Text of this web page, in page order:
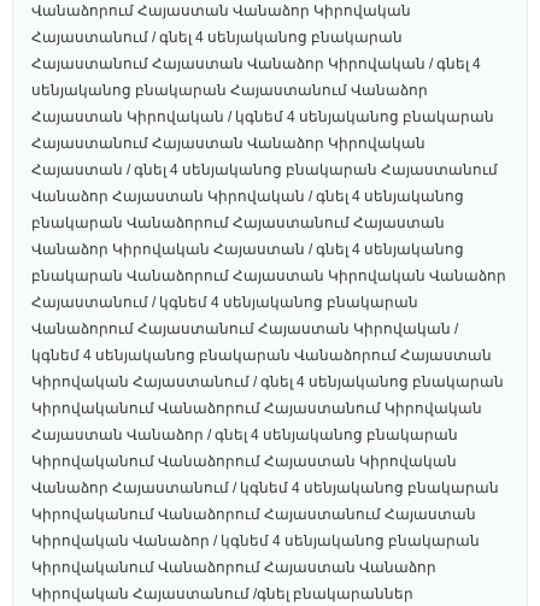
Վանաձորում Հայաստան Վանաձոր Կիրովական
Հայաստանում / գնել 4 սենյականոց բնակարան
Հայաստանում Հայաստան Վանաձոր Կիրովական / գնել 4
սենյականոց բնակարան Հայաստանում Վանաձոր
Հայաստան Կիրովական / կգնեմ 4 սենյականոց բնակարան
Հայաստանում Հայաստան Վանաձոր Կիրովական
Հայաստան / գնել 4 սենյականոց բնակարան Հայաստանում
Վանաձոր Հայաստան Կիրովական / գնել 4 սենյականոց
բնակարան Վանաձորում Հայաստանում Հայաստան
Վանաձոր Կիրովական Հայաստան / գնել 4 սենյականոց
բնակարան Վանաձորում Հայաստան Կիրովական Վանաձոր
Հայաստանում / կգնեմ 4 սենյականոց բնակարան
Վանաձորում Հայաստանում Հայաստան Կիրովական /
կգնեմ 4 սենյականոց բնակարան Վանաձորում Հայաստան
Կիրովական Հայաստանում / գնել 4 սենյականոց բնակարան
Կիրովականում Վանաձորում Հայաստանում Կիրովական
Հայաստան Վանաձոր / գնել 4 սենյականոց բնակարան
Կիրովականում Վանաձորում Հայաստան Կիրովական
Վանաձոր Հայաստանում / կգնեմ 4 սենյականոց բնակարան
Կիրովականում Վանաձորում Հայաստանում Հայաստան
Կիրովական Վանաձոր / կգնեմ 4 սենյականոց բնակարան
Կիրովականում Վանաձորում Հայաստան Վանաձոր
Կիրովական Հայաստանում /գնել բնակարաններ